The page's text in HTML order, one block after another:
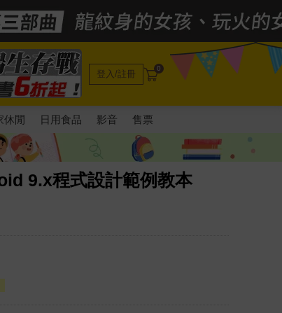
登入/註冊 0
休閒 日用食品 影音 售票
9.x程式設計範例教本